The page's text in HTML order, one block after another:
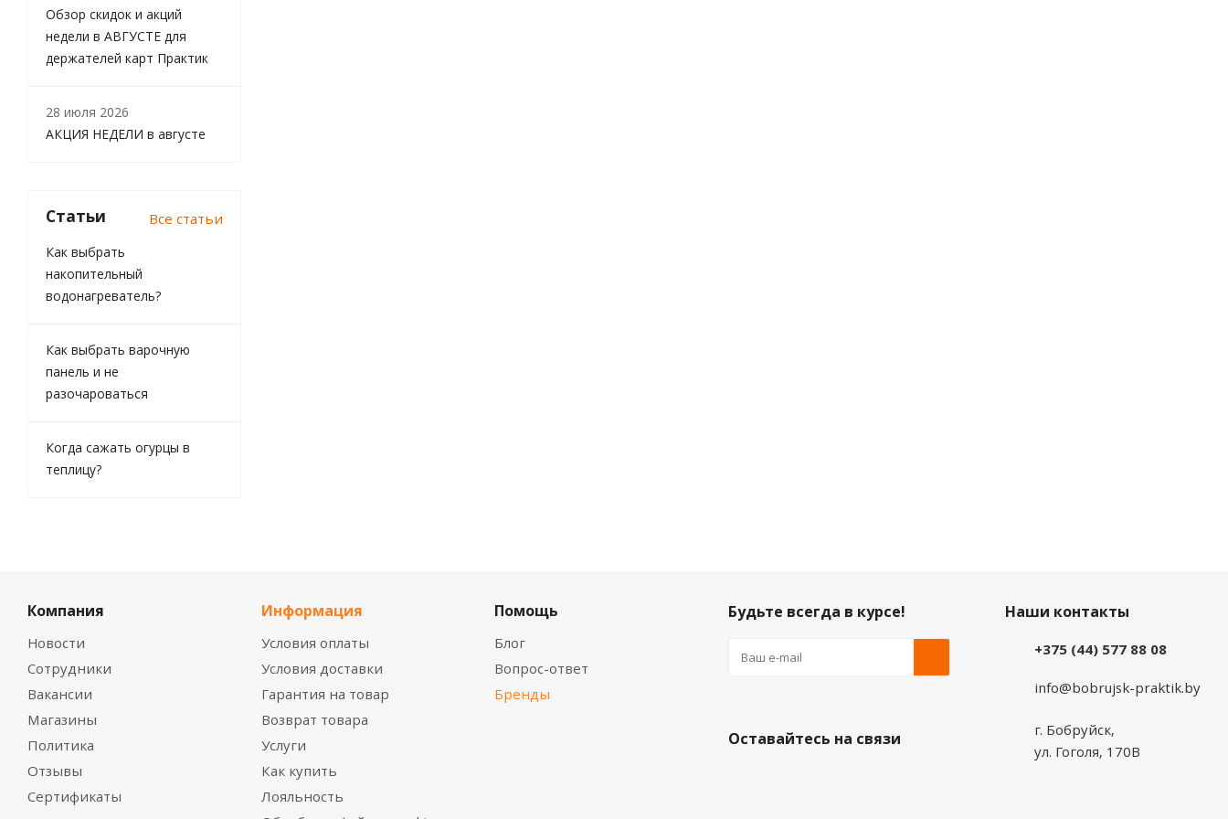
Обзор скидок и акций
недели в АВГУСТЕ для
держателей карт Практик
28 июля 2026
АКЦИЯ НЕДЕЛИ в августе
Статьи Все статьи
Как выбрать
накопительный
водонагреватель?
Как выбрать варочную
панель и не
разочароваться
Когда сажать огурцы в
теплицу?
Компания
Новости
Сотрудники
Вакансии
Магазины
Политика
Отзывы
Сертификаты
Информация
Условия оплаты
Условия доставки
Гарантия на товар
Возврат товара
Услуги
Как купить
Лояльность
Помощь
Блог
Вопрос-ответ
Бренды
Будьте всегда в курсе!
Оставайтесь на связи
Наши контакты
+375 (44) 577 88 08
info@bobrujsk-praktik.by
г. Бобруйск,
ул. Гоголя, 170В